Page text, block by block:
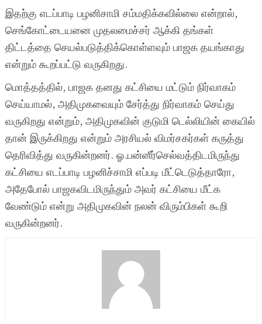
இதற்கு எடப்பாடி பழனிசாமி சம்மதிக்கவில்லை என்றால்,
செங்கோட்டையனை முதலமைச்சர் ஆக்கி தங்கள்
திட்டத்தை செயல்படுத்திக்கொள்ளவும் பாஜக தயங்காது
என்றும் கூறப்பட்டு வருகிறது.
மொத்தத்தில், பாஜக தனது கட்சியை மட்டும் நிர்வாகம்
செய்யாமல், அதிமுகவையும் சேர்த்து நிர்வாகம் செய்து
வருகிறது என்றும், அதிமுகவின் குடுமி டெல்லியின் கையில்
தான் இருக்கிறது என்றும் அரசியல் விமர்சகர்கள் கருத்து
தெரிவித்து வருகின்றனர். ஓ.பன்னீர்செல்வத்திடமிருந்து
கட்சியை எடப்பாடி பழனிச்சாமி எப்படி மீட்டெடுத்தாரோ,
அதேபோல் பாஜகவிடமிருந்தும் அவர் கட்சியை மீட்க
வேண்டும் என்று அதிமுகவின் நலன் விரும்பிகள் கூறி
வருகின்றனர்.